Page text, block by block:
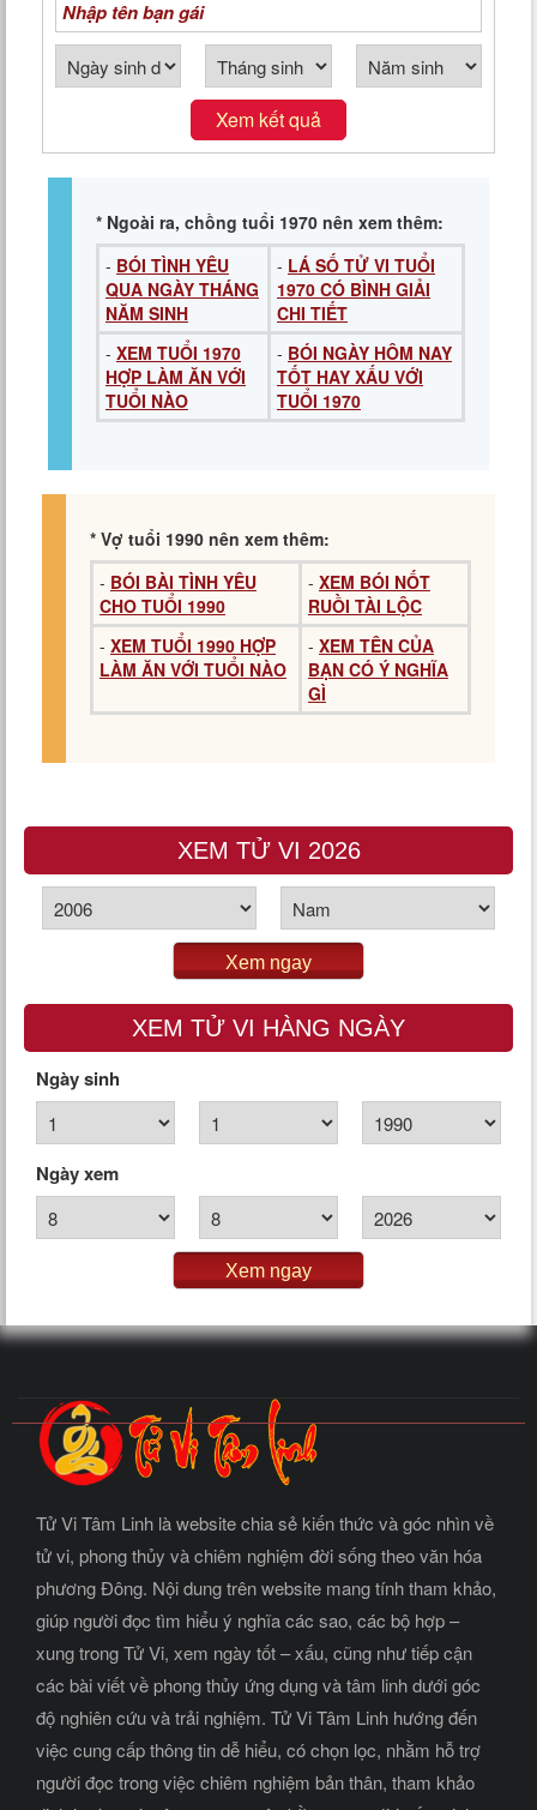
Xem kết quả
* Ngoài ra, chồng tuổi 1970 nên xem thêm:
- BÓI TÌNH YÊU
QUA NGÀY THÁNG
NĂM SINH
- LÁ SỐ TỬ VI TUỔI
1970 CÓ BÌNH GIẢI
CHI TIẾT
- XEM TUỔI 1970
HỢP LÀM ĂN VỚI
TUỔI NÀO
- BÓI NGÀY HÔM NAY
TỐT HAY XẤU VỚI
TUỔI 1970
* Vợ tuổi 1990 nên xem thêm:
- BÓI BÀI TÌNH YÊU
CHO TUỔI 1990
- XEM BÓI NỐT
RUỒI TÀI LỘC
- XEM TUỔI 1990 HỢP
LÀM ĂN VỚI TUỔI NÀO
- XEM TÊN CỦA
BẠN CÓ Ý NGHĨA
GÌ
XEM TỬ VI 2026
Xem ngay
XEM TỬ VI HÀNG NGÀY
Ngày sinh
Ngày xem
Xem ngay
Tử Vi Tâm Linh là website chia sẻ kiến thức và góc nhìn về
tử vi, phong thủy và chiêm nghiệm đời sống theo văn hóa
phương Đông. Nội dung trên website mang tính tham khảo,
giúp người đọc tìm hiểu ý nghĩa các sao, các bộ hợp –
xung trong Tử Vi, xem ngày tốt – xấu, cũng như tiếp cận
các bài viết về phong thủy ứng dụng và tâm linh dưới góc
độ nghiên cứu và trải nghiệm. Tử Vi Tâm Linh hướng đến
việc cung cấp thông tin dễ hiểu, có chọn lọc, nhằm hỗ trợ
người đọc trong việc chiêm nghiệm bản thân, tham khảo